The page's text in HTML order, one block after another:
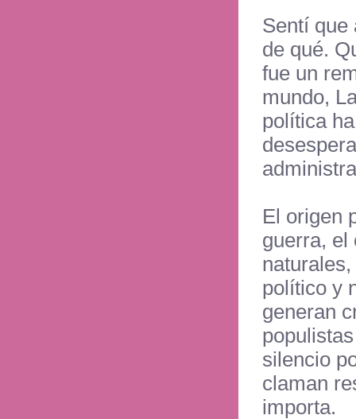
Sentí que
de qué.
fue un
mundo,
política
El origen
guerra, el
político y
generan
silencio
claman
importa.